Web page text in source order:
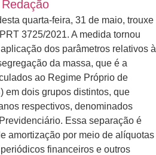
Redação
quarta-feira, 31 de maio, trouxe
3725/2021. A medida tornou
dos parâmetros relativos à
da massa, que é a
ao Regime Próprio de
em dois grupos distintos, que
respectivos, denominados
Essa separação é
amortização por meio de alíquotas
financeiros e outros